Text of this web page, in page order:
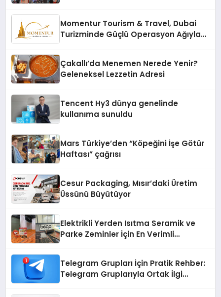
Momentur Tourism & Travel, Dubai
Turizminde Güçlü Operasyon Ağıyla
Çakallı’da Menemen Nerede Yenir?
Geleneksel Lezzetin Adresi
Tencent Hy3 dünya genelinde
kullanıma sunuldu
Mars Türkiye’den “Köpeğini İşe Götür
Haftası” çağrısı
Cesur Packaging, Mısır’daki Üretim
Üssünü Büyütüyor
Elektrikli Yerden Isıtma Seramik ve
Parke Zeminler İçin En Verimli
Telegram Grupları İçin Pratik Rehber:
Telegram Gruplarıyla Ortak İlgi